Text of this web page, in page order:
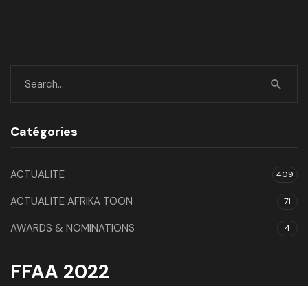
Catégories
ACTUALITE 409
ACTUALITE AFRIKA TOON 71
AWARDS & NOMINATIONS 4
FFAA 2022